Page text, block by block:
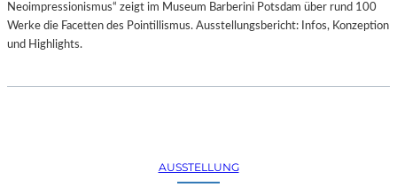
Neoimpressionismus“ zeigt im Museum Barberini Potsdam über rund 100
Werke die Facetten des Pointillismus. Ausstellungsbericht: Infos, Konzeption
und Highlights.
AUSSTELLUNG